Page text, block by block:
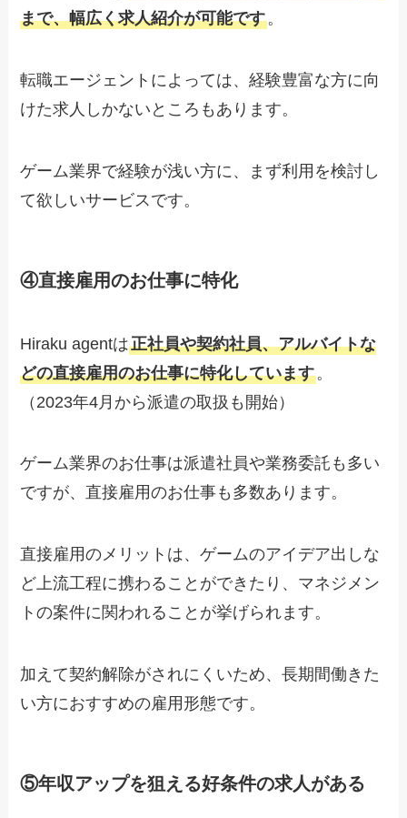
まで、幅広く求人紹介が可能です。
転職エージェントによっては、経験豊富な方に向
けた求人しかないところもあります。
ゲーム業界で経験が浅い方に、まず利用を検討し
て欲しいサービスです。
④直接雇用のお仕事に特化
Hiraku agentは正社員や契約社員、アルバイトな
どの直接雇用のお仕事に特化しています。
（2023年4月から派遣の取扱も開始）
ゲーム業界のお仕事は派遣社員や業務委託も多い
ですが、直接雇用のお仕事も多数あります。
直接雇用のメリットは、ゲームのアイデア出しな
ど上流工程に携わることができたり、マネジメン
トの案件に関われることが挙げられます。
加えて契約解除がされにくいため、長期間働きた
い方におすすめの雇用形態です。
⑤年収アップを狙える好条件の求人がある